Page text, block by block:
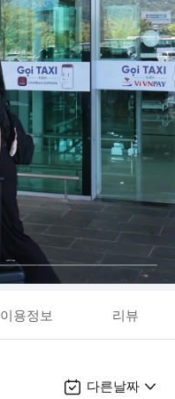
이용정보 리뷰
다른날짜